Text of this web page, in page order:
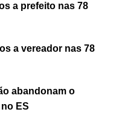
a prefeito nas 78
a vereador nas 78
abandonam o
ES